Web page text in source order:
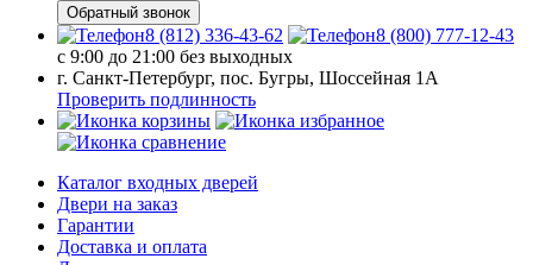
Обратный звонок
8 (812) 336-43-62
8 (800) 777-12-43
с 9:00 до 21:00 без выходных
г. Санкт-Петербург, пос. Бугры, Шоссейная 1А
Проверить подлинность
Каталог входных дверей
Двери на заказ
Гарантии
Доставка и оплата